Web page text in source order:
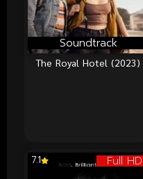
Soundtrack
The Royal Hotel (2023)
Full HD
7.1